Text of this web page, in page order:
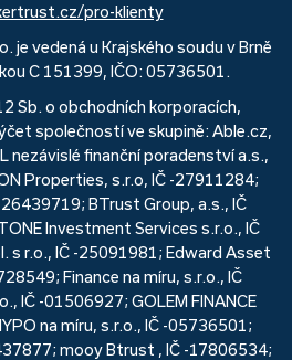
pro-klienty
je vedená u Krajského soudu v Brně
C 151399, IČO: 05736501.
Sb. o obchodních korporacích,
společností ve skupině: Able.cz,
nezávislé finanční poradenství a.s.,
Properties, s.r.o, IČ -27911284;
BTrust Group, a.s., IČ
Investment Services s.r.o., IČ
s r.o., IČ -25091981; Edward Asset
Finance na míru, s.r.o., IČ
IČ -01506927; GOLEM FINANCE
na míru, s.r.o., IČ -05736501;
mooy Btrust , IČ -17806534;